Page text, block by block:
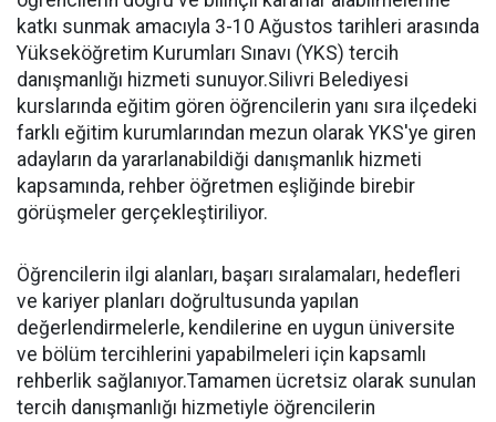
katkı sunmak amacıyla 3-10 Ağustos tarihleri arasında
Yükseköğretim Kurumları Sınavı (YKS) tercih
danışmanlığı hizmeti sunuyor.Silivri Belediyesi
kurslarında eğitim gören öğrencilerin yanı sıra ilçedeki
farklı eğitim kurumlarından mezun olarak YKS'ye giren
adayların da yararlanabildiği danışmanlık hizmeti
kapsamında, rehber öğretmen eşliğinde birebir
görüşmeler gerçekleştiriliyor.
Öğrencilerin ilgi alanları, başarı sıralamaları, hedefleri
ve kariyer planları doğrultusunda yapılan
değerlendirmelerle, kendilerine en uygun üniversite
ve bölüm tercihlerini yapabilmeleri için kapsamlı
rehberlik sağlanıyor.Tamamen ücretsiz olarak sunulan
tercih danışmanlığı hizmetiyle öğrencilerin